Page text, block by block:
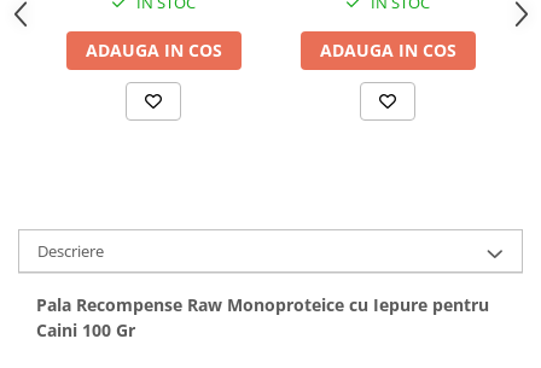
Solutii educative si antistres
Hrana Raw
Sisaluri si Ansambluri de Joaca
Nisip, Silicat si Asternuturi pentru
Castroane, Boluri si Accesorii
Solutii educative si antistres
ADAUGA IN COS ADAUGA IN COS
Descriere
Pala Recompense Raw Monoproteice cu Iepure pentru
Caini 100 Gr